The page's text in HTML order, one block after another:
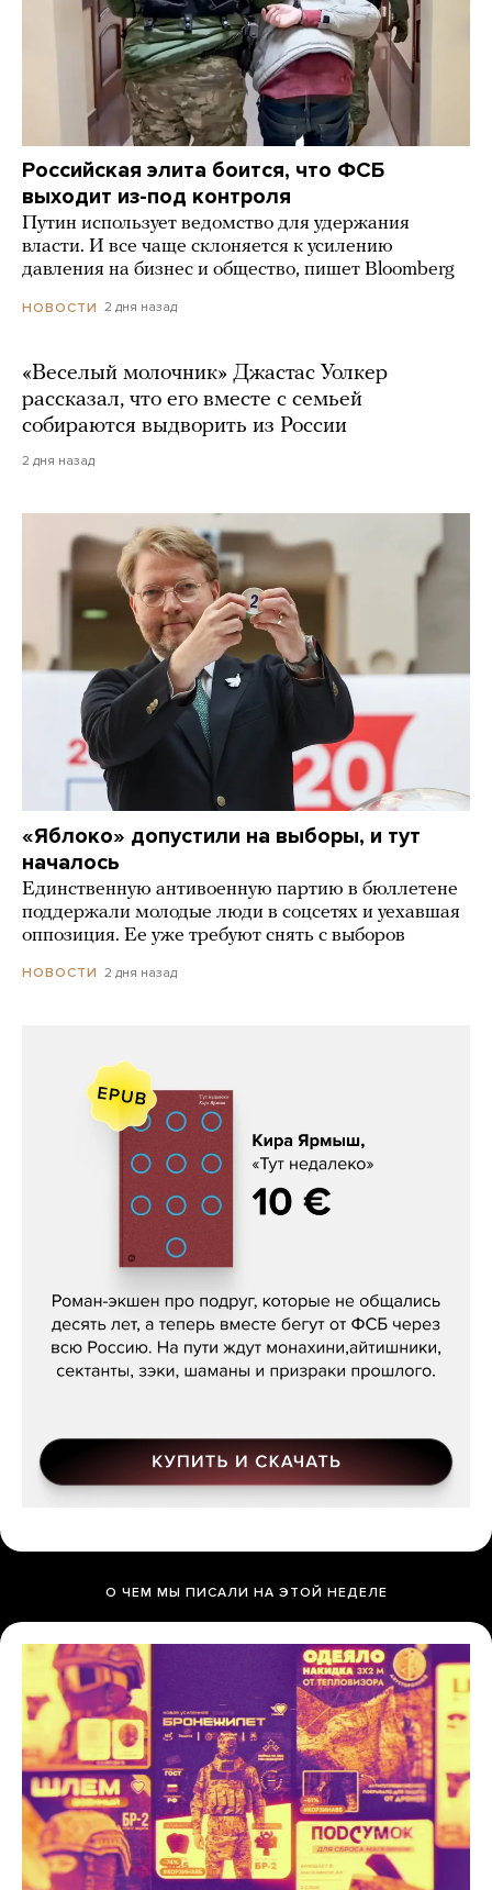
Российская элита боится, что ФСБ
выходит из-под контроля
Путин использует ведомство для удержания
власти. И все чаще склоняется к усилению
давления на бизнес и общество, пишет Bloomberg
НОВОСТИ 2 дня назад
«Веселый молочник» Джастас Уолкер
рассказал, что его вместе с семьей
собираются выдворить из России
2 дня назад
«Яблоко» допустили на выборы, и тут
началось
Единственную антивоенную партию в бюллетене
поддержали молодые люди в соцсетях и уехавшая
оппозиция. Ее уже требуют снять с выборов
НОВОСТИ 2 дня назад
Кира Ярмыш, «Тут недалеко»
О ЧЕМ МЫ ПИСАЛИ НА ЭТОЙ НЕДЕЛЕ